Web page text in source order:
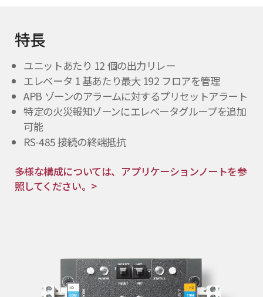
特長
ユニットあたり 12 個の出力リレー
エレベータ 1 基あたり最大 192 フロアを管理
APB ゾーンのアラームに対するプリセットアラート
特定の火災報知ゾーンにエレベータグループを追加
可能
RS-485 接続の終端抵抗
多様な構成については、アプリケーションノートを参
照してください。>